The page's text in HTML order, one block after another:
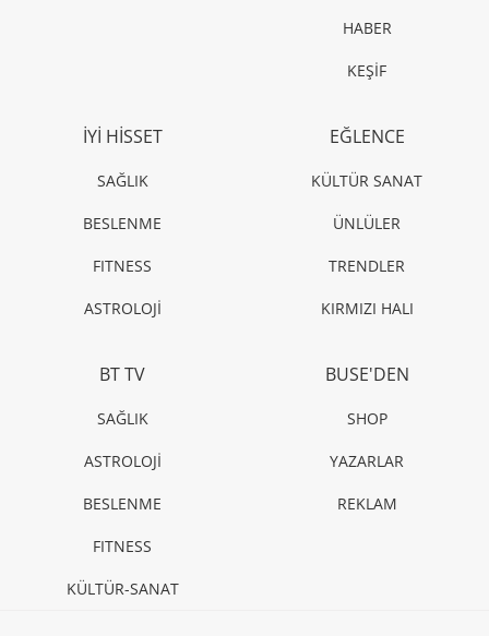
HABER
KEŞİF
İYİ HİSSET
SAĞLIK
BESLENME
FITNESS
ASTROLOJİ
EĞLENCE
KÜLTÜR SANAT
ÜNLÜLER
TRENDLER
KIRMIZI HALI
BT TV
SAĞLIK
ASTROLOJİ
BESLENME
FITNESS
KÜLTÜR-SANAT
BUSE'DEN
SHOP
YAZARLAR
REKLAM